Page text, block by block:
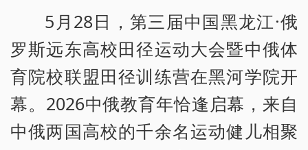
5月28日，第三届中国黑龙江·俄
罗斯远东高校田径运动大会暨中俄体
育院校联盟田径训练营在黑河学院开
幕。2026中俄教育年恰逢启幕，来自
中俄两国高校的千余名运动健儿相聚